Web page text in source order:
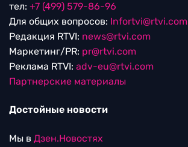
тел: +7 (499) 579-86-96
Для общих вопросов: Infortvi@rtvi.com
Редакция RTVI: news@rtvi.com
Маркетинг/PR: pr@rtvi.com
Реклама RTVI: adv-eu@rtvi.com
Партнерские материалы
Достойные новости
Мы в Дзен.Новостях